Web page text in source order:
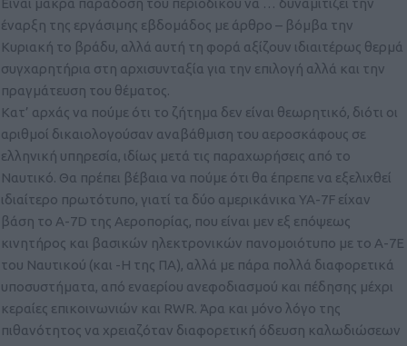
έναρξη της εργάσιμης εβδομάδος με άρθρο – βόμβα την
Κυριακή το βράδυ, αλλά αυτή τη φορά αξίζουν ιδιαιτέρως θερμά
συγχαρητήρια στη αρχισυνταξία για την επιλογή αλλά και την
πραγμάτευση του θέματος.
Κατ’ αρχάς να πούμε ότι το ζήτημα δεν είναι θεωρητικό, διότι οι
αριθμοί δικαιολογούσαν αναβάθμιση του αεροσκάφους σε
ελληνική υπηρεσία, ιδίως μετά τις παραχωρήσεις από το
Ναυτικό. Θα πρέπει βέβαια να πούμε ότι θα έπρεπε να εξελιχθεί
ιδιαίτερο πρωτότυπο, γιατί τα δύο αμερικάνικα YA-7F είχαν
βάση το A-7D της Αεροπορίας, που είναι μεν εξ επόψεως
κινητήρος και βασικών ηλεκτρονικών πανομοιότυπο με το Α-7Ε
του Ναυτικού (και -Η της ΠΑ), αλλά με πάρα πολλά διαφορετικά
υποσυστήματα, από εναερίου ανεφοδιασμού και πέδησης μέχρι
κεραίες επικοινωνιών και RWR. Άρα και μόνο λόγο της
πιθανότητος να χρειαζόταν διαφορετική όδευση καλωδιώσεων